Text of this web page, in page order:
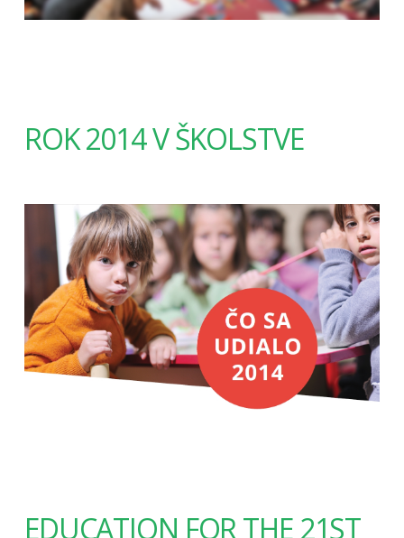
ROK 2014 V ŠKOLSTVE
EDUCATION FOR THE 21ST